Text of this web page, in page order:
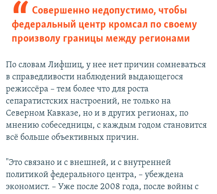
Совершенно недопустимо, чтобы
федеральный центр кромсал по своему
произволу границы между регионами
По словам Лифшиц, у нее нет причин сомневаться
в справедливости наблюдений выдающегося
режиссёра – тем более что для роста
сепаратистских настроений, не только на
Северном Кавказе, но и в других регионах, по
мнению собеседницы, с каждым годом становится
всё больше объективных причин.
"Это связано и с внешней, и с внутренней
политикой федерального центра, – убеждена
экономист. – Уже после 2008 года, после войны с